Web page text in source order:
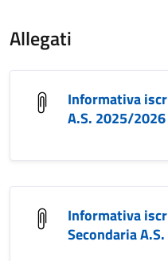
Allegati
Informativa
A.S. 2025/2026
Informativa
Secondaria